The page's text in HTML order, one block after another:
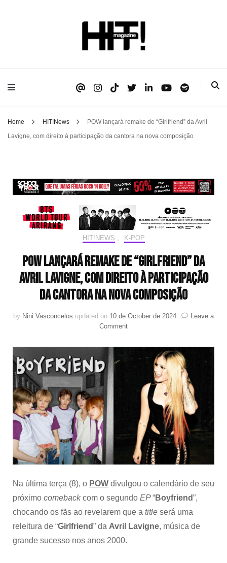
HIT!Magazine
Home HIT!News
POW lançará remake de “Girlfriend” da Avril
Lavigne, com direito à participação da cantora na nova composição
HIT!NEWS K-POP
POW lançará remake de “Girlfriend” da
Avril Lavigne, com direito à participação
da cantora na nova composição
by Nini Vasconcelos updated on 10 de October de 2024
Leave a
Commenton
lançará
remake
“Girlfriend”
Lavigne,
direito
à
participação
da
nova
composição
Na última terça (8), o POW divulgou o calendário de seu
próximo comebackcom o segundo EP“Boyfriend”,
chocando os fãs ao revelarem que a title será uma
releitura de “Girlfriend” da Avril Lavigne, música de
grande sucesso nos anos 2000.